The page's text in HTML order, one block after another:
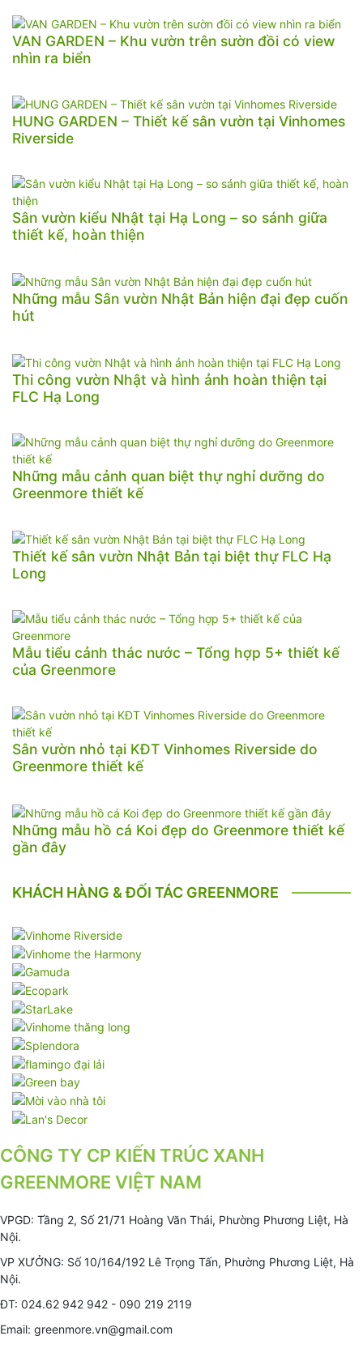
VAN GARDEN – Khu vườn trên sườn đồi có view
nhìn ra biển
HUNG GARDEN – Thiết kế sân vườn tại Vinhomes
Riverside
Sân vườn kiểu Nhật tại Hạ Long – so sánh giữa
thiết kế, hoàn thiện
Những mẫu Sân vườn Nhật Bản hiện đại đẹp cuốn
hút
Thi công vườn Nhật và hình ảnh hoàn thiện tại
FLC Hạ Long
Những mẫu cảnh quan biệt thự nghỉ dưỡng do
Greenmore thiết kế
Thiết kế sân vườn Nhật Bản tại biệt thự FLC Hạ
Long
Mẫu tiểu cảnh thác nước – Tổng hợp 5+ thiết kế
của Greenmore
Sân vườn nhỏ tại KĐT Vinhomes Riverside do
Greenmore thiết kế
Những mẫu hồ cá Koi đẹp do Greenmore thiết kế
gần đây
KHÁCH HÀNG & ĐỐI TÁC GREENMORE
CÔNG TY CP KIẾN TRÚC XANH
GREENMORE VIỆT NAM
VPGD: Tầng 2, Số 21/71 Hoàng Văn Thái, Phường Phương Liệt, Hà
Nội.
VP XƯỞNG: Số 10/164/192 Lê Trọng Tấn, Phường Phương Liệt, Hà
Nội.
ĐT: 024.62 942 942 - 090 219 2119
Email: greenmore.vn@gmail.com